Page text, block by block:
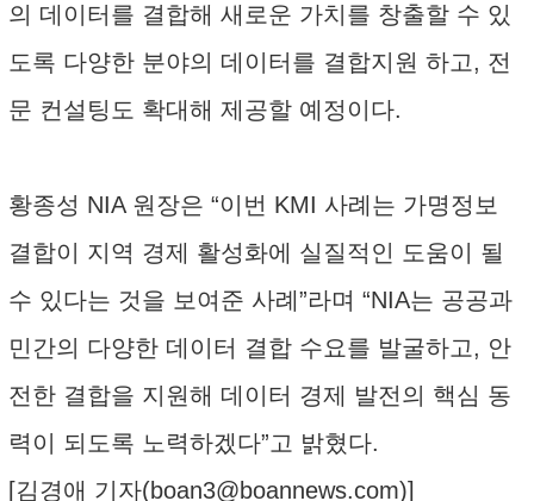
의 데이터를 결합해 새로운 가치를 창출할 수 있
도록 다양한 분야의 데이터를 결합지원 하고, 전
문 컨설팅도 확대해 제공할 예정이다.
황종성 NIA 원장은 “이번 KMI 사례는 가명정보
결합이 지역 경제 활성화에 실질적인 도움이 될
수 있다는 것을 보여준 사례”라며 “NIA는 공공과
민간의 다양한 데이터 결합 수요를 발굴하고, 안
전한 결합을 지원해 데이터 경제 발전의 핵심 동
력이 되도록 노력하겠다”고 밝혔다.
[김경애 기자(boan3@boannews.com)]